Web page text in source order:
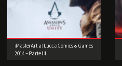
iMasterArt al Lucca Comics & Games
2014 – Parte III